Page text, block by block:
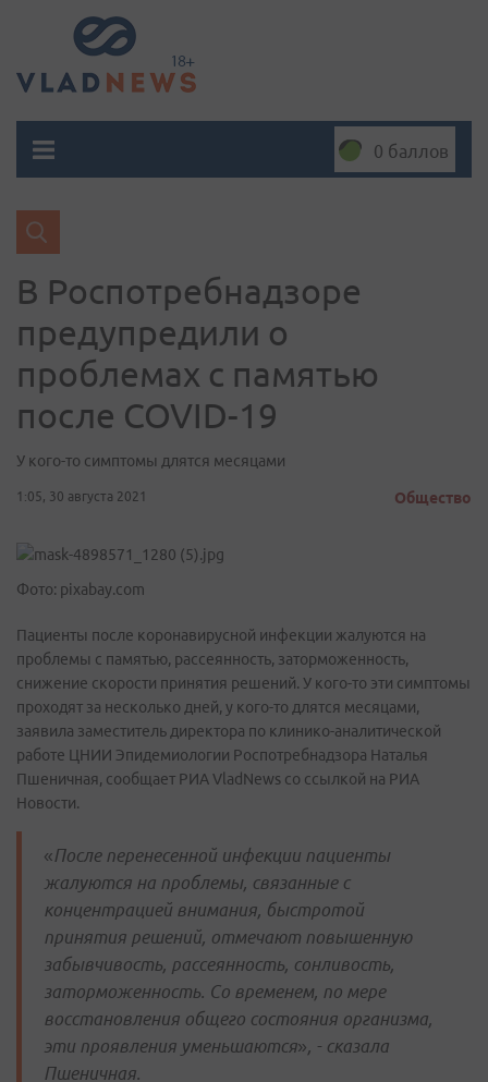
0 баллов
В Роспотребнадзоре
предупредили о
проблемах с памятью
после COVID-19
У кого-то симптомы длятся месяцами
1:05, 30 августа 2021 Общество
Фото: pixabay.com
Пациенты после коронавирусной инфекции жалуются на
проблемы с памятью, рассеянность, заторможенность,
снижение скорости принятия решений. У кого-то эти симптомы
проходят за несколько дней, у кого-то длятся месяцами,
заявила заместитель директора по клинико-аналитической
работе ЦНИИ Эпидемиологии Роспотребнадзора Наталья
Пшеничная, сообщает РИА VladNews со ссылкой на РИА
Новости.
«После перенесенной инфекции пациенты
жалуются на проблемы, связанные с
концентрацией внимания, быстротой
принятия решений, отмечают повышенную
забывчивость, рассеянность, сонливость,
заторможенность. Со временем, по мере
восстановления общего состояния организма,
эти проявления уменьшаются», - сказала
Пшеничная.